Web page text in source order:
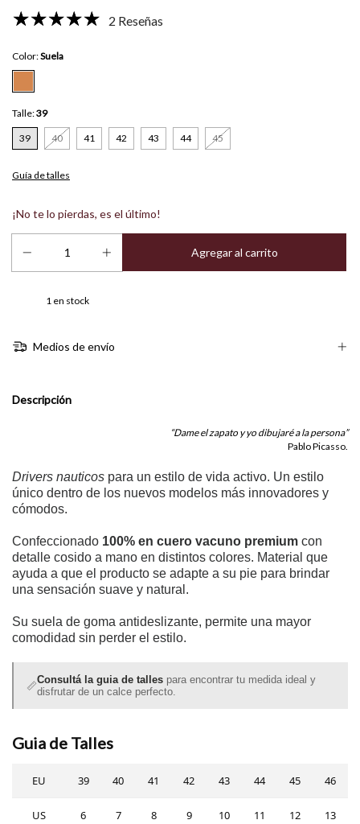
2 Reseñas
Color:Suela
Talle:39
39 40 41 42 43 44 45
Guía de talles
¡No te lo pierdas, es el último!
1 en stock
Medios de envío
Descripción
“Dame el zapato y yo dibujaré a la persona”
Pablo Picasso.
Drivers nauticos para un estilo de vida activo. Un estilo
único dentro de los nuevos modelos más innovadores y
cómodos.
Confeccionado 100% en cuero vacuno premium con
detalle cosido a mano en distintos colores. Material que
ayuda a que el producto se adapte a su pie para brindar
una sensación suave y natural.
Su suela de goma antideslizante, permite una mayor
comodidad sin perder el estilo.
📏Consultá la guia de talles para encontrar tu medida ideal y
disfrutar de un calce perfecto.
Guia de Talles
EU 39 40 41 42 43 44 45 46
US 6 7 8 9 10 11 12 13